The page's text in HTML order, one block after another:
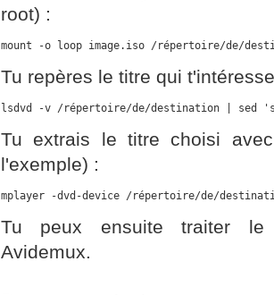
root) :
mount -o loop image.iso /répertoire/de/
Tu repères le titre qui
lsdvd -v /répertoire/de/destination |
Tu extrais le titre choisi
l'exemple) :
mplayer -dvd-device /répertoire/de/
Tu peux ensuite traiter le
Avidemux.